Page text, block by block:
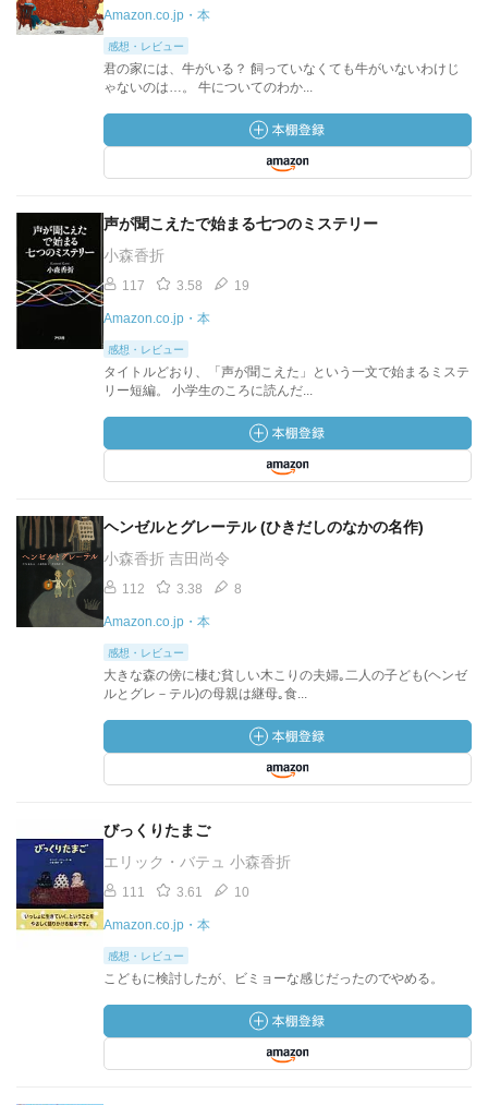
Amazon.co.jp・本
感想・レビュー
君の家には、牛がいる？ 飼っていなくても牛がいないわけじ
ゃないのは…。 牛についてのわか...
声が聞こえたで始まる七つのミステリー
小森香折
117 3.58 19
Amazon.co.jp・本
感想・レビュー
タイトルどおり、「声が聞こえた」という一文で始まるミステ
リー短編。 小学生のころに読んだ...
ヘンゼルとグレーテル (ひきだしのなかの名作)
小森香折 吉田尚令
112 3.38 8
Amazon.co.jp・本
感想・レビュー
大きな森の傍に棲む貧しい木こりの夫婦｡二人の子ども(ヘンゼ
ルとグレ－テル)の母親は継母｡食...
びっくりたまご
エリック・バテュ 小森香折
111 3.61 10
Amazon.co.jp・本
感想・レビュー
こどもに検討したが、ビミョーな感じだったのでやめる。